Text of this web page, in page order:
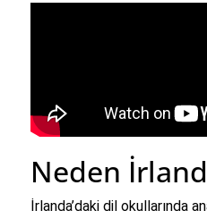
Neden
İrlanda’daki dil okullarında